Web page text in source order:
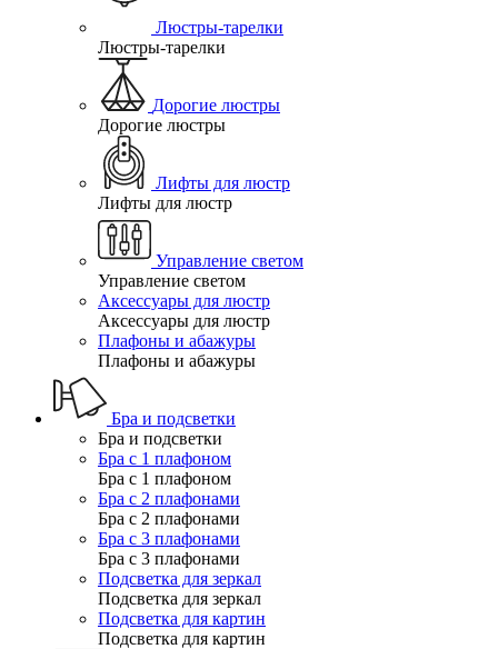
Люстры-тарелки
Люстры-тарелки
Дорогие люстры
Дорогие люстры
Лифты для люстр
Лифты для люстр
Управление светом
Управление светом
Аксессуары для люстр
Аксессуары для люстр
Плафоны и абажуры
Плафоны и абажуры
Бра и подсветки
Бра и подсветки
Бра с 1 плафоном
Бра с 1 плафоном
Бра с 2 плафонами
Бра с 2 плафонами
Бра с 3 плафонами
Бра с 3 плафонами
Подсветка для зеркал
Подсветка для зеркал
Подсветка для картин
Подсветка для картин